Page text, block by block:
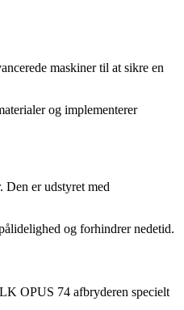
maskiner til at sikre en
og implementerer
Den er udstyret med
og forhindrer nedetid.
OPUS 74 afbryderen specielt